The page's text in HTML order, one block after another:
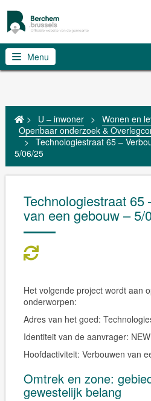
Menu
> U – inwoner > Wonen en
Openbaar onderzoek &
> Technologiestraat 65 –
5/06/25
Technologiestraat 65
van een gebouw – 5/
Het volgende project wordt aan
onderworpen:
Adres van het goed:
Identiteit van de aanvrager:
Hoofdactiviteit: Verbouwen van
Omtrek en zone:
gewestelijk belang